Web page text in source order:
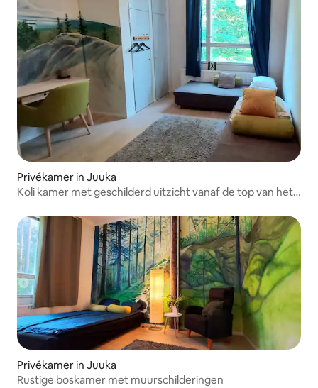
Privékamer in Juuka
Koli kamer met geschilderd uitzicht vanaf de top van het
Privékamer in Juuka
Rustige boskamer met muurschilderingen